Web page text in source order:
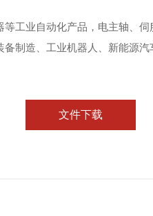
业自动化产品，电主轴、
制造、工业机器人、新能源汽
文件下载